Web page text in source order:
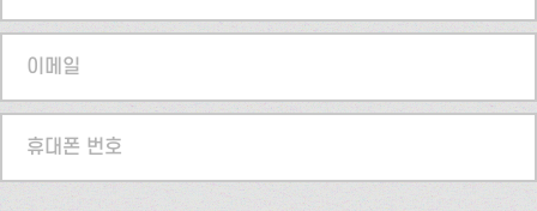
이메일
휴대폰 번호